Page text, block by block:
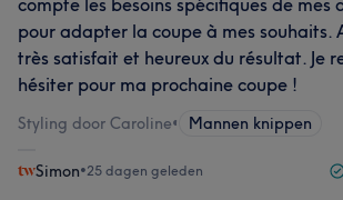
compte les besoins spécifiques de mes
pour adapter la coupe à mes souhaits.
très satisfait et heureux du résultat. Je
hésiter pour ma prochaine coupe !
Styling door Caroline• Mannen knippen
Simon•25 dagen geleden